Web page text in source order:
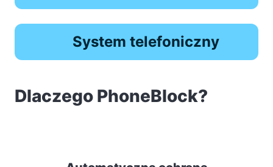
System telefoniczny
Dlaczego PhoneBlock?